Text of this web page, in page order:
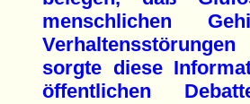
menschlichen
sorgte diese
öffentlichen